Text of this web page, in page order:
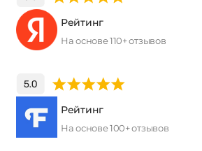
Рейтинг
На основе 110+ отзывов
Рейтинг
На основе 100+ отзывов